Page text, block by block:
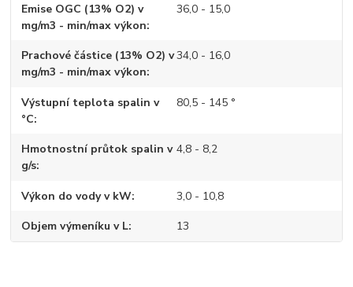
Emise OGC (13% O2) v
mg/m3 - min/max výkon
36,0 - 15,0
Prachové částice (13% O2) v
mg/m3 - min/max výkon
34,0 - 16,0
Výstupní teplota spalin v
°C
80,5 - 145 °
Hmotnostní průtok spalin v
g/s
4,8 - 8,2
Výkon do vody v kW 3,0 - 10,8
Objem výmeníku v L 13